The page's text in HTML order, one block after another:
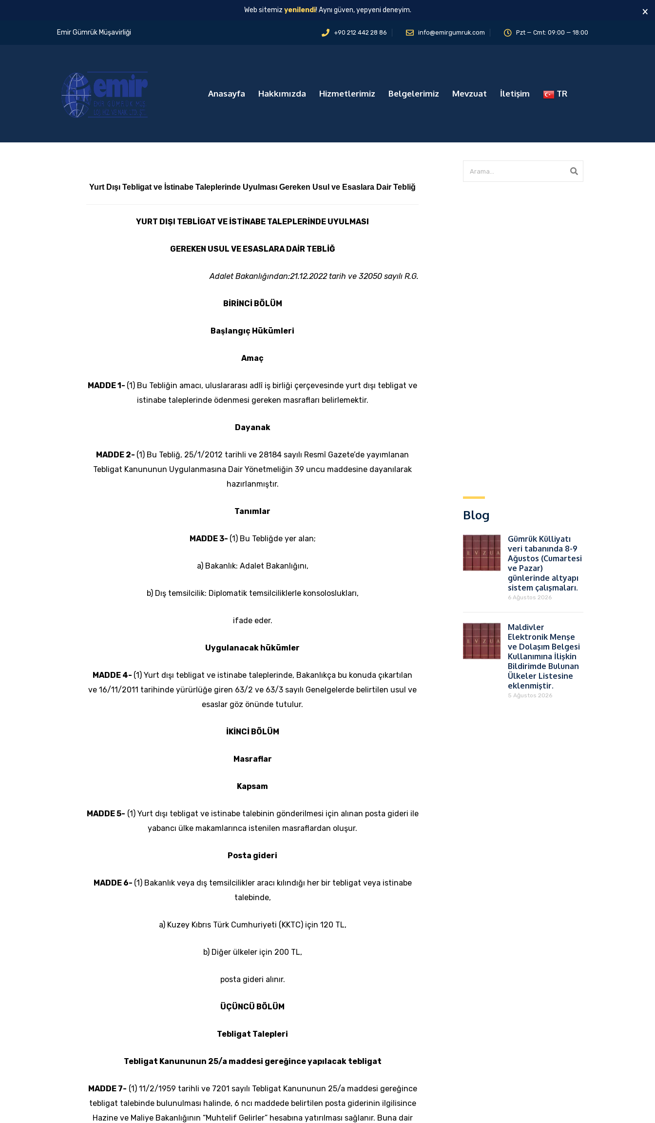
Web sitemiz yenilendi! Aynı güven, yepyeni deneyim. ×
Emir Gümrük Müşavirliği +90 212 442 28 86 info@emirgumruk.com Pzt — Cmt: 09:00 — 18:00
Anasayfa Hakkımızda Hizmetlerimiz Belgelerimiz Mevzuat İletişim TR
Yurt Dışı Tebligat ve İstinabe Taleplerinde Uyulması Gereken Usul ve Esaslara Dair Tebliğ
YURT DIŞI TEBLİGAT VE İSTİNABE TALEPLERİNDE UYULMASI
GEREKEN USUL VE ESASLARA DAİR TEBLİĞ
Adalet Bakanlığından:21.12.2022 tarih ve 32050 sayılı R.G.
BİRİNCİ BÖLÜM
Başlangıç Hükümleri
Amaç
MADDE 1- (1) Bu Tebliğin amacı, uluslararası adlî iş birliği çerçevesinde yurt dışı tebligat ve
istinabe taleplerinde ödenmesi gereken masrafları belirlemektir.
Dayanak
MADDE 2- (1) Bu Tebliğ, 25/1/2012 tarihli ve 28184 sayılı Resmî Gazete’de yayımlanan
Tebligat Kanununun Uygulanmasına Dair Yönetmeliğin 39 uncu maddesine dayanılarak
hazırlanmıştır.
Tanımlar
MADDE 3- (1) Bu Tebliğde yer alan;
a) Bakanlık: Adalet Bakanlığını,
b) Dış temsilcilik: Diplomatik temsilciliklerle konsoloslukları,
ifadeeder.
Uygulanacak hükümler
MADDE 4- (1) Yurt dışı tebligat ve istinabe taleplerinde, Bakanlıkça bu konuda çıkartılan
ve 16/11/2011 tarihinde yürürlüğe giren 63/2 ve 63/3 sayılı Genelgelerde belirtilen usul ve
esaslar göz önünde tutulur.
İKİNCİ BÖLÜM
Masraflar
Kapsam
MADDE 5- (1) Yurt dışı tebligat ve istinabe talebinin gönderilmesi için alınan posta gideri ile
yabancı ülke makamlarınca istenilen masraflardan oluşur.
Posta gideri
MADDE 6- (1) Bakanlık veya dış temsilcilikler aracı kılındığı her bir tebligat veya istinabe
talebinde,
a) Kuzey Kıbrıs Türk Cumhuriyeti (KKTC) için 120 TL,
b) Diğer ülkeler için 200 TL,
posta gideri alınır.
ÜÇÜNCÜ BÖLÜM
Tebligat Talepleri
Tebligat Kanununun 25/a maddesi gereğince yapılacak tebligat
MADDE 7- (1) 11/2/1959 tarihli ve 7201 sayılı Tebligat Kanununun 25/a maddesi gereğince
tebligat talebinde bulunulması halinde, 6 ncı maddede belirtilen posta giderinin ilgilisince
Hazine ve Maliye Bakanlığının “Muhtelif Gelirler” hesabına yatırılması sağlanır. Buna dair
Blog
Gümrük Külliyatı
veri tabanında 8-9
Ağustos (Cumartesi
ve Pazar)
günlerinde altyapı
sistem çalışmaları.
6 Ağustos 2026
Maldivler
Elektronik Menşe
ve Dolaşım Belgesi
Kullanımına İlişkin
Bildirimde Bulunan
Ülkeler Listesine
eklenmiştir.
5 Ağustos 2026